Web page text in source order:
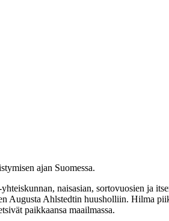
ajan Suomessa.
naisasian, sortovuosien ja
Augusta Ahlstedtin huusholliin. Hilma
paikkaansa maailmassa.